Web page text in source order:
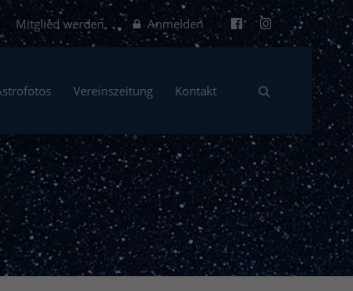
Anmelden
Mitglied werden
Vereinszeitung Kontakt